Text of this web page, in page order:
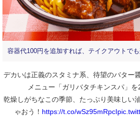
容器代100円を追加すれば、テイクアウトで
デカいは正義のスタミナ系、待望のバター
メニュー「ガリバタチキンスパ」
乾燥しがちなこの季節、たっぷり美味しい
ゃおう！ https://t.co/wSz95mRpcI